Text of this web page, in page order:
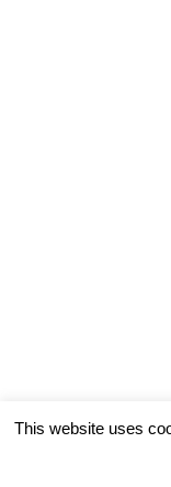
This website uses